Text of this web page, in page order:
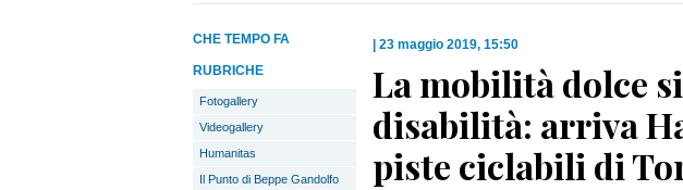
CHE TEMPO FA
RUBRICHE
Fotogallery
Videogallery
Humanitas
Il Punto di Beppe Gandolfo
23 maggio 2019, 15:50
La mobilità dolce
disabilità: arriva
piste ciclabili di